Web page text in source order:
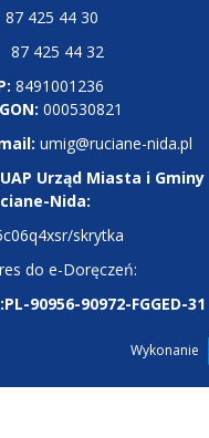
87 425 44 30
425 44 32
8491001236
000530821
umig@ruciane-nida.pl
Urząd Miasta i Gminy
Nida:
skrytka
do e-Doręczeń:
90956-90972-FGGED-31
Wykonanie